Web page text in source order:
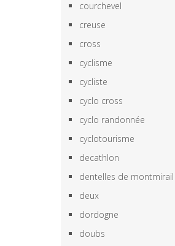
courchevel
creuse
cross
cyclisme
cycliste
cyclo cross
cyclo randonnée
cyclotourisme
decathlon
dentelles de montmirail
deux
dordogne
doubs